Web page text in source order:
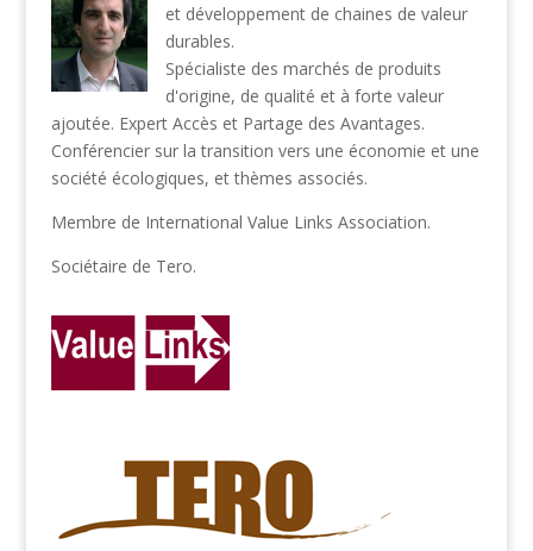
et développement de chaines de valeur
durables.
Spécialiste des marchés de produits
d'origine, de qualité et à forte valeur
ajoutée. Expert Accès et Partage des Avantages.
Conférencier sur la transition vers une économie et une
société écologiques, et thèmes associés.
Membre de International Value Links Association.
Sociétaire de Tero.